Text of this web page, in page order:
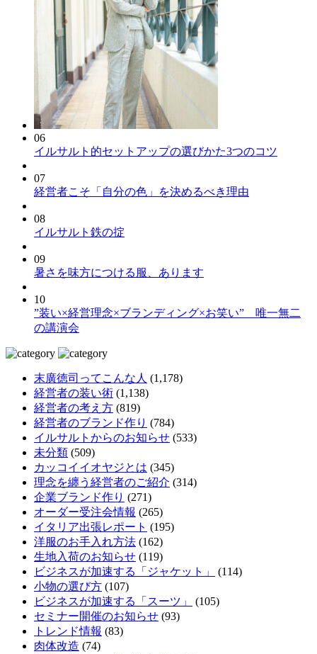
06
イルサルト的セットアップの選びかた3つのコツ
07
経営者こそ「自分の色」を決めるべき理由
08
イルサルト鉄の掟
09
暑さを味方につける服、あります
10
”装い×経営理念×ブランディング×お笑い” 唯一無二
の講演会
末廣徳司ってこんな人 (1,178)
経営者の装い術 (1,138)
経営者の考え方 (819)
経営者のブランド作り (784)
イルサルトからのお知らせ (533)
未分類 (509)
カッコイイオヤジとは (345)
理念を纏う経営者のご紹介 (314)
企業ブランド作り (271)
オーダー受注会情報 (265)
イタリア出張レポート (195)
洋服のお手入れ方法 (162)
生地入荷のお知らせ (119)
ビジネスが加速する「ジャケット」
(114)
小物の選び方 (107)
ビジネスが加速する「スーツ」
(105)
セミナー開催のお知らせ (93)
トレンド情報 (83)
肉体改造 (74)